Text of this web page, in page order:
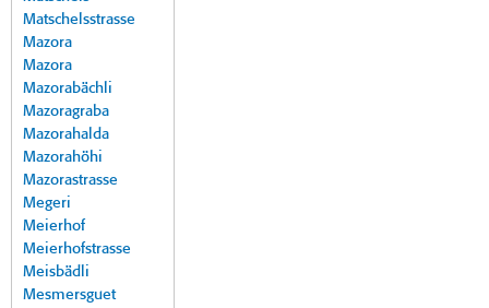
Matschelsstrasse
Mazora
Mazora
Mazorabächli
Mazoragraba
Mazorahalda
Mazorahöhi
Mazorastrasse
Megeri
Meierhof
Meierhofstrasse
Meisbädli
Mesmersguet